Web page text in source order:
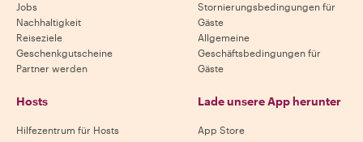
Jobs
Nachhaltigkeit
Reiseziele
Geschenkgutscheine
Partner werden
Stornierungsbedingungen für
Gäste
Allgemeine
Geschäftsbedingungen für
Gäste
Hosts
Hilfezentrum für Hosts
Lade unsere App herunter
App Store